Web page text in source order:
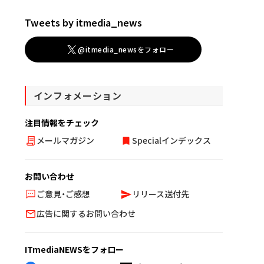
Tweets by itmedia_news
@itmedia_newsをフォロー
インフォメーション
注目情報をチェック
メールマガジン
Specialインデックス
お問い合わせ
ご意見・ご感想
リリース送付先
広告に関するお問い合わせ
ITmediaNEWSをフォロー